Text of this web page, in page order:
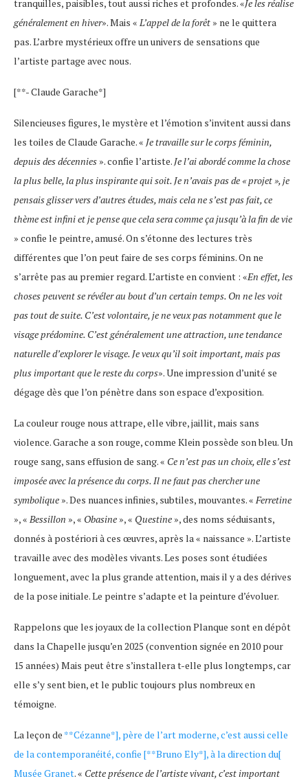
tranquilles, paisibles, tout aussi riches et profondes. «Je les réalise
généralement en hiver». Mais « L’appel de la forêt » ne le quittera
pas. L’arbre mystérieux offre un univers de sensations que
l’artiste partage avec nous.
[**- Claude Garache*]
Silencieuses figures, le mystère et l’émotion s’invitent aussi dans
les toiles de Claude Garache. « Je travaille sur le corps féminin,
depuis des décennies ». confie l’artiste. Je l’ai abordé comme la chose
la plus belle, la plus inspirante qui soit. Je n’avais pas de « projet », je
pensais glisser vers d’autres études, mais cela ne s’est pas fait, ce
thème est infini et je pense que cela sera comme ça jusqu’à la fin de vie
» confie le peintre, amusé. On s’étonne des lectures très
différentes que l’on peut faire de ses corps féminins. On ne
s’arrête pas au premier regard. L’artiste en convient : «En effet, les
choses peuvent se révéler au bout d’un certain temps. On ne les voit
pas tout de suite. C’est volontaire, je ne veux pas notamment que le
visage prédomine. C’est généralement une attraction, une tendance
naturelle d’explorer le visage. Je veux qu’il soit important, mais pas
plus important que le reste du corps». Une impression d’unité se
dégage dès que l’on pénètre dans son espace d’exposition.
La couleur rouge nous attrape, elle vibre, jaillit, mais sans
violence. Garache a son rouge, comme Klein possède son bleu. Un
rouge sang, sans effusion de sang. « Ce n’est pas un choix, elle s’est
imposée avec la présence du corps. Il ne faut pas chercher une
symbolique ». Des nuances infinies, subtiles, mouvantes. « Ferretine
», « Bessillon », « Obasine », « Questine », des noms séduisants,
donnés à postériori à ces œuvres, après la « naissance ». L’artiste
travaille avec des modèles vivants. Les poses sont étudiées
longuement, avec la plus grande attention, mais il y a des dérives
de la pose initiale. Le peintre s’adapte et la peinture d’évoluer.
Rappelons que les joyaux de la collection Planque sont en dépôt
dans la Chapelle jusqu’en 2025 (convention signée en 2010 pour
15 années) Mais peut être s’installera t-elle plus longtemps, car
elle s’y sent bien, et le public toujours plus nombreux en
témoigne.
La leçon de **Cézanne*], père de l’art moderne, c’est aussi celle
de la contemporanéité, confie [**Bruno Ely*], à la direction du[
Musée Granet. « Cette présence de l’artiste vivant, c’est important